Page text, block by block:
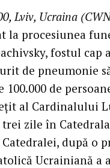
Lviv, Ucraina
la procesiunea
fostul cap
de pneumonie
100.000 de
al Cardinalului
zile în
după o
Ucrainiană a